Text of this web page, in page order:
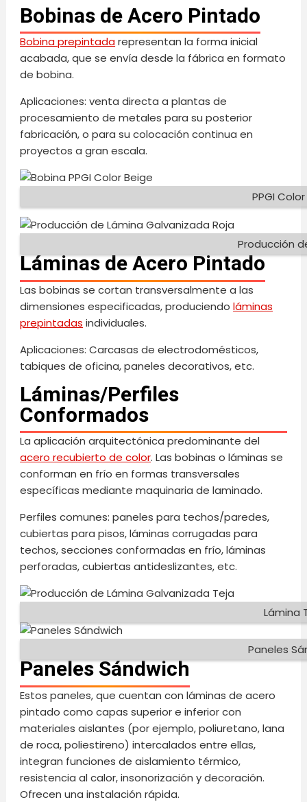
Bobinas de Acero Pintado
Bobina prepintadarepresentan la forma inicial
acabada, que se envía desde la fábrica en formato
de bobina.
Aplicaciones: venta directa a plantas de
procesamiento de metales para su posterior
fabricación, o para su colocación continua en
proyectos a gran escala.
PPGI
Producción
Láminas de Acero Pintado
Las bobinas se cortan transversalmente a las
dimensiones especificadas, produciendoláminas
prepintadas individuales.
Aplicaciones: Carcasas de electrodomésticos,
tabiques de oficina, paneles decorativos, etc.
Láminas/Perfiles
Conformados
La aplicación arquitectónica predominante del
acero recubierto de color. Las bobinas o láminas se
conforman en frío en formas transversales
específicas mediante maquinaria de laminado.
Perfiles comunes: paneles para techos/paredes,
cubiertas para pisos, láminas corrugadas para
techos, secciones conformadas en frío, láminas
perforadas, cubiertas antideslizantes, etc.
Lámina
Paneles
Paneles Sándwich
Estos paneles, que cuentan con láminas de acero
pintado como capas superior e inferior con
materiales aislantes (por ejemplo, poliuretano, lana
de roca, poliestireno) intercalados entre ellas,
integran funciones de aislamiento térmico,
resistencia al calor, insonorización y decoración.
Ofrecen una instalación rápida.